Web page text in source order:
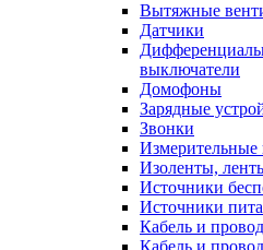
Вытяжные
Датчики
выключатели
Домофоны
Зарядные
Звонки
Изоленты,
Источники
Источники
Кабель и провод
Кабель и провод